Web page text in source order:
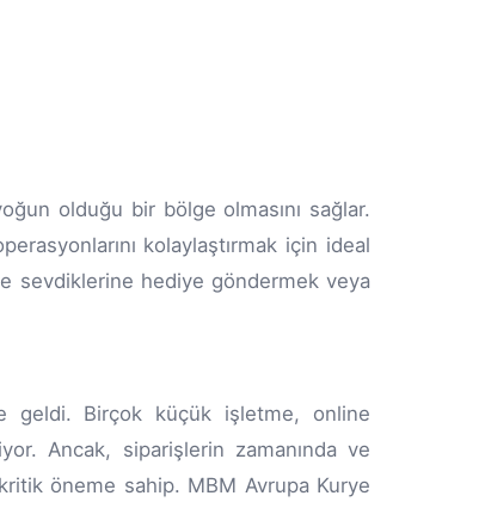
olduğu bir bölge olmasını sağlar.
kolaylaştırmak için ideal
sevdiklerine hediye göndermek veya
geldi. Birçok küçük işletme, online
Ancak, siparişlerin zamanında ve
öneme sahip. MBM Avrupa Kurye